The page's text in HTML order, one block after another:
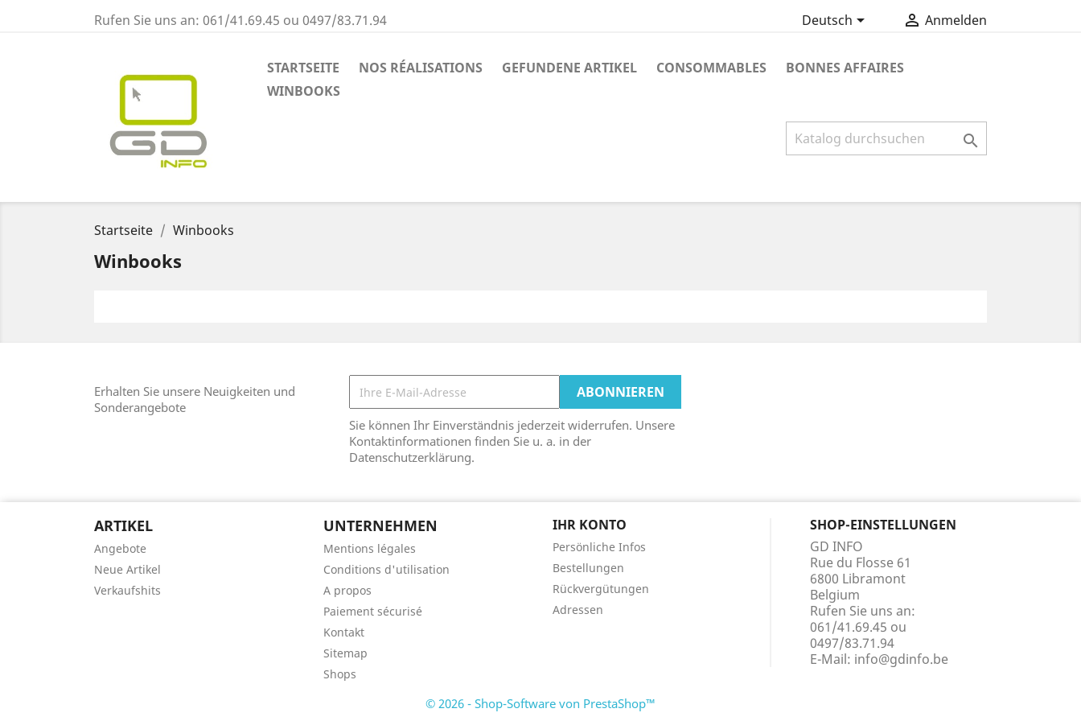
Rufen Sie uns an: 061/41.69.45 ou 0497/83.71.94 Deutsch  Anmelden
STARTSEITE NOS RÉALISATIONS GEFUNDENE ARTIKEL CONSOMMABLES
BONNES AFFAIRES
WINBOOKS

Startseite Winbooks
Winbooks
Erhalten Sie unsere Neuigkeiten und
Sonderangebote
Sie können Ihr Einverständnis jederzeit widerrufen. Unsere
Kontaktinformationen finden Sie u. a. in der
Datenschutzerklärung.
ARTIKEL
Angebote
Neue Artikel
Verkaufshits
UNTERNEHMEN
Mentions légales
Conditions d'utilisation
A propos
Paiement sécurisé
Kontakt
Sitemap
Shops
IHR KONTO
Persönliche Infos
Bestellungen
Rückvergütungen
Adressen
SHOP-EINSTELLUNGEN
GD INFO
Rue du Flosse 61
6800 Libramont
Belgium
Rufen Sie uns an:
061/41.69.45 ou
0497/83.71.94
E-Mail: info@gdinfo.be
© 2026 - Shop-Software von PrestaShop™